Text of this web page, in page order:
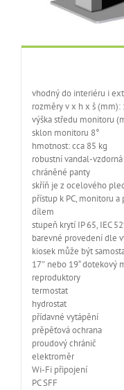
vhodný do interiéru i
rozměry v x h x š
výška středu monitoru
sklon monitoru 8°
hmotnost: cca 85 kg
robustní vandal-
chráněné panty
skříň je z ocelového
přístup k PC, monitoru
dílem
stupeň krytí IP 65, IEC
barevné provedení dle
kiosek může být
17″ nebo 19“ dotekový
reproduktory
termostat
hydrostat
přídavné vytápění
prěpěťová ochrana
proudový chránič
elektroměr
Wi-Fi připojení
PC SFF